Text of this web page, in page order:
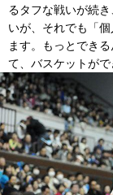
るタフな戦いが続
いが、それでも「
ます。もっとでき
て、バスケットがで